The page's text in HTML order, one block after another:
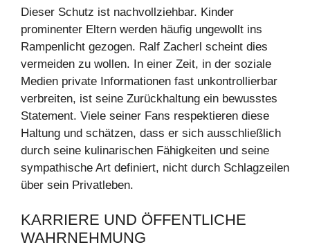
Dieser Schutz ist nachvollziehbar. Kinder
prominenter Eltern werden häufig ungewollt ins
Rampenlicht gezogen. Ralf Zacherl scheint dies
vermeiden zu wollen. In einer Zeit, in der soziale
Medien private Informationen fast unkontrollierbar
verbreiten, ist seine Zurückhaltung ein bewusstes
Statement. Viele seiner Fans respektieren diese
Haltung und schätzen, dass er sich ausschließlich
durch seine kulinarischen Fähigkeiten und seine
sympathische Art definiert, nicht durch Schlagzeilen
über sein Privatleben.
KARRIERE UND ÖFFENTLICHE
WAHRNEHMUNG